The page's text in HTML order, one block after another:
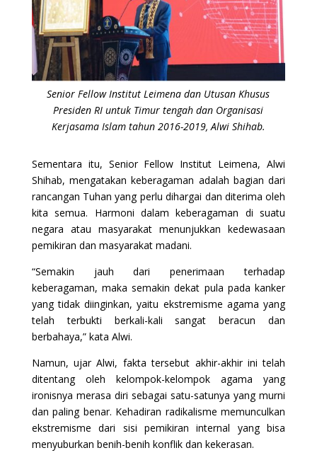
Senior Fellow Institut Leimena dan Utusan Khusus
Presiden RI untuk Timur tengah dan Organisasi
Kerjasama Islam tahun 2016-2019, Alwi Shihab.
Sementara itu, Senior Fellow Institut Leimena, Alwi
Shihab, mengatakan keberagaman adalah bagian dari
rancangan Tuhan yang perlu dihargai dan diterima oleh
kita semua. Harmoni dalam keberagaman di suatu
negara atau masyarakat menunjukkan kedewasaan
pemikiran dan masyarakat madani.
“Semakin jauh dari penerimaan terhadap
keberagaman, maka semakin dekat pula pada kanker
yang tidak diinginkan, yaitu ekstremisme agama yang
telah terbukti berkali-kali sangat beracun dan
berbahaya,” kata Alwi.
Namun, ujar Alwi, fakta tersebut akhir-akhir ini telah
ditentang oleh kelompok-kelompok agama yang
ironisnya merasa diri sebagai satu-satunya yang murni
dan paling benar. Kehadiran radikalisme memunculkan
ekstremisme dari sisi pemikiran internal yang bisa
menyuburkan benih-benih konflik dan kekerasan.